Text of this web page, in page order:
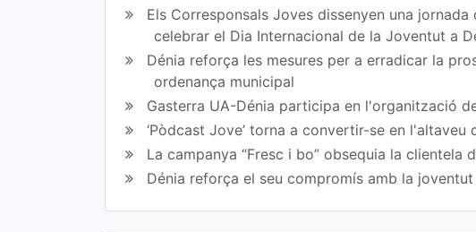
Els Corresponsals Joves dissenyen una
celebrar el Dia Internacional de la Joventut a
Dénia reforça les mesures per a erradicar la
ordenança municipal
Gasterra UA-Dénia participa en l'organització
‘Pòdcast Jove’ torna a convertir-se en
La campanya “Fresc i bo” obsequia la
Dénia reforça el seu compromís amb la